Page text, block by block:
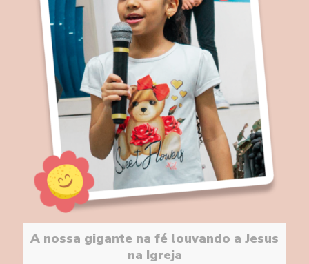
A nossa gigante na fé louvando a Jesus
na Igreja